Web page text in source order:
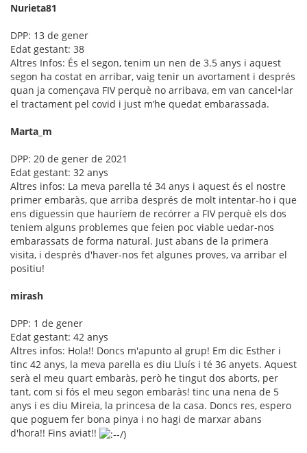
Nurieta81
DPP: 13 de gener
Edat gestant: 38
Altres Infos: És el segon, tenim un nen de 3.5 anys i aquest
segon ha costat en arribar, vaig tenir un avortament i després
quan ja començava FIV perquè no arribava, em van cancel•lar
el tractament pel covid i just m’he quedat embarassada.
Marta_m
DPP: 20 de gener de 2021
Edat gestant: 32 anys
Altres infos: La meva parella té 34 anys i aquest és el nostre
primer embaràs, que arriba després de molt intentar-ho i que
ens diguessin que hauríem de recórrer a FIV perquè els dos
teniem alguns problemes que feien poc viable uedar-nos
embarassats de forma natural. Just abans de la primera
visita, i després d'haver-nos fet algunes proves, va arribar el
positiu!
mirash
DPP: 1 de gener
Edat gestant: 42 anys
Altres infos: Hola!! Doncs m'apunto al grup! Em dic Esther i
tinc 42 anys, la meva parella es diu Lluís i té 36 anyets. Aquest
serà el meu quart embaràs, però he tingut dos aborts, per
tant, com si fós el meu segon embaràs! tinc una nena de 5
anys i es diu Mireia, la princesa de la casa. Doncs res, espero
que poguem fer bona pinya i no hagi de marxar abans
d'hora!! Fins aviat!!